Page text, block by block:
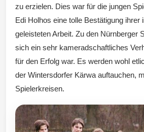
zu erzielen. Dies war für die jungen
Edi Holhos eine tolle Bestätigung ihrer
geleisteten Arbeit. Zu den Nürnberger
sich ein sehr kameradschaftliches
für den Erfolg war. Es werden wohl
der Wintersdorfer Kärwa auftauchen,
Spielerkreisen.